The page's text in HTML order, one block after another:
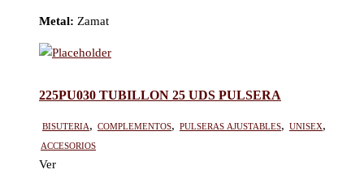
Metal: Zamat
225PU030 TUBILLON 25 UDS PULSERA
BISUTERIA, Complementos, Pulseras ajustables, Unisex,
Accesorios
Ver